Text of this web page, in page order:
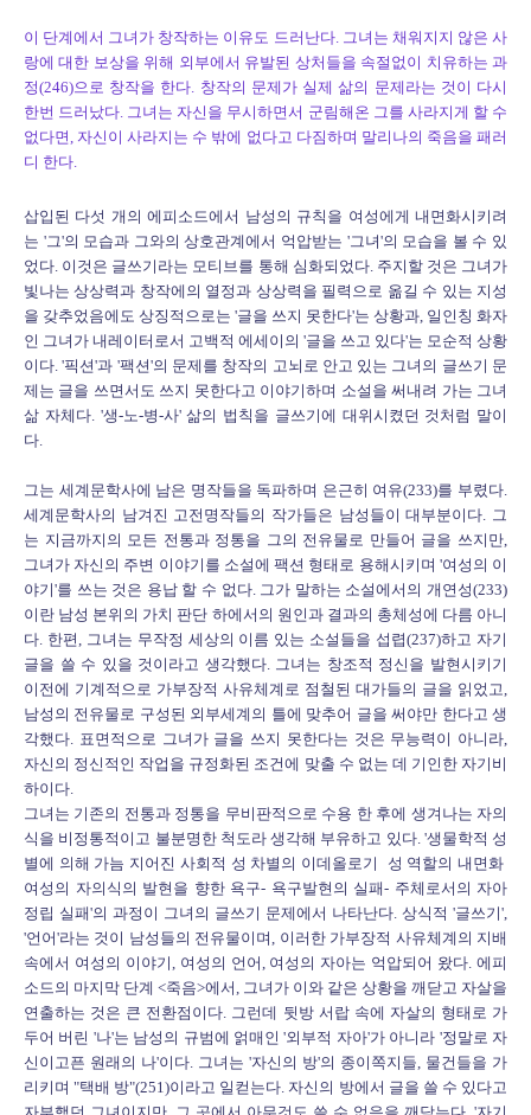
이 단계에서 그녀가 창작하는 이유도 드러난다. 그녀는 채워지지 않은 사
랑에 대한 보상을 위해 외부에서 유발된 상처들을 속절없이 치유하는 과
정(246)으로 창작을 한다. 창작의 문제가 실제 삶의 문제라는 것이 다시
한번 드러났다. 그녀는 자신을 무시하면서 군림해온 그를 사라지게 할 수
없다면, 자신이 사라지는 수 밖에 없다고 다짐하며 말리나의 죽음을 패러
디 한다.
삽입된 다섯 개의 에피소드에서 남성의 규칙을 여성에게 내면화시키려
는 '그'의 모습과 그와의 상호관계에서 억압받는 '그녀'의 모습을 볼 수 있
었다. 이것은 글쓰기라는 모티브를 통해 심화되었다. 주지할 것은 그녀가
빛나는 상상력과 창작에의 열정과 상상력을 필력으로 옮길 수 있는 지성
을 갖추었음에도 상징적으로는 '글을 쓰지 못한다'는 상황과, 일인칭 화자
인 그녀가 내레이터로서 고백적 에세이의 '글을 쓰고 있다'는 모순적 상황
이다. '픽션'과 '팩션'의 문제를 창작의 고뇌로 안고 있는 그녀의 글쓰기 문
제는 글을 쓰면서도 쓰지 못한다고 이야기하며 소설을 써내려 가는 그녀
삶 자체다. '생-노-병-사' 삶의 법칙을 글쓰기에 대위시켰던 것처럼 말이
다.
그는 세계문학사에 남은 명작들을 독파하며 은근히 여유(233)를 부렸다.
세계문학사의 남겨진 고전명작들의 작가들은 남성들이 대부분이다. 그
는 지금까지의 모든 전통과 정통을 그의 전유물로 만들어 글을 쓰지만,
그녀가 자신의 주변 이야기를 소설에 팩션 형태로 용해시키며 '여성의 이
야기'를 쓰는 것은 용납 할 수 없다. 그가 말하는 소설에서의 개연성(233)
이란 남성 본위의 가치 판단 하에서의 원인과 결과의 총체성에 다름 아니
다. 한편, 그녀는 무작정 세상의 이름 있는 소설들을 섭렵(237)하고 자기
글을 쓸 수 있을 것이라고 생각했다. 그녀는 창조적 정신을 발현시키기
이전에 기계적으로 가부장적 사유체계로 점철된 대가들의 글을 읽었고,
남성의 전유물로 구성된 외부세계의 틀에 맞추어 글을 써야만 한다고 생
각했다. 표면적으로 그녀가 글을 쓰지 못한다는 것은 무능력이 아니라,
자신의 정신적인 작업을 규정화된 조건에 맞출 수 없는 데 기인한 자기비
하이다.
그녀는 기존의 전통과 정통을 무비판적으로 수용 한 후에 생겨나는 자의
식을 비정통적이고 불분명한 척도라 생각해 부유하고 있다. '생물학적 성
별에 의해 가늠 지어진 사회적 성 차별의 이데올로기 성 역할의 내면화
여성의 자의식의 발현을 향한 욕구- 욕구발현의 실패- 주체로서의 자아
정립 실패'의 과정이 그녀의 글쓰기 문제에서 나타난다. 상식적 '글쓰기',
'언어'라는 것이 남성들의 전유물이며, 이러한 가부장적 사유체계의 지배
속에서 여성의 이야기, 여성의 언어, 여성의 자아는 억압되어 왔다. 에피
소드의 마지막 단계 <죽음>에서, 그녀가 이와 같은 상황을 깨닫고 자살을
연출하는 것은 큰 전환점이다. 그런데 뒷방 서랍 속에 자살의 형태로 가
두어 버린 '나'는 남성의 규범에 얽매인 '외부적 자아'가 아니라 '정말로 자
신이고픈 원래의 나'이다. 그녀는 '자신의 방'의 종이쪽지들, 물건들을 가
리키며 "택배 방"(251)이라고 일컫는다. 자신의 방에서 글을 쓸 수 있다고